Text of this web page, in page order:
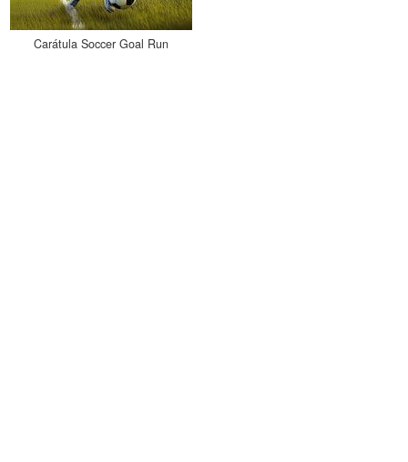
Carátula Soccer Goal Run